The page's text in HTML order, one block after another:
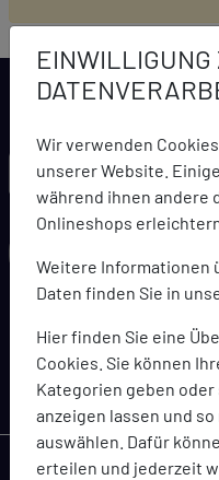
EINWILLIGUNG
Wir verwenden
unserer Website.
während ihnen andere
Onlineshops
Weitere Informationen
Daten finden Sie in
Hier finden Sie eine
Cookies. Sie können
Kategorien geben
anzeigen lassen und
auswählen. Dafür
erteilen und jederzeit
LARCA
Bleiben Sie immer
Coupons